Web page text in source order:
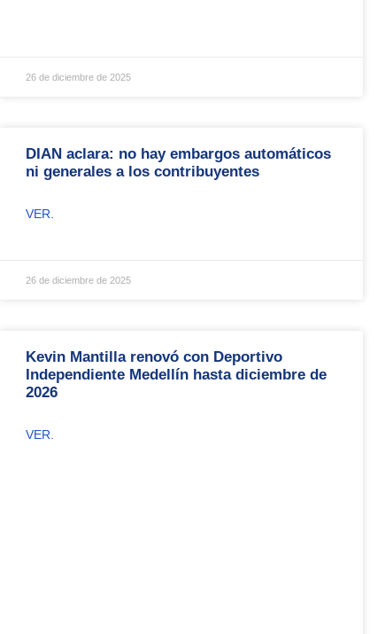
26 de diciembre de 2025
DIAN aclara: no hay embargos automáticos
ni generales a los contribuyentes
VER.
26 de diciembre de 2025
Kevin Mantilla renovó con Deportivo
Independiente Medellín hasta diciembre de
2026
VER.